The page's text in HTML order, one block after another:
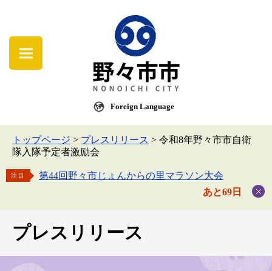
Foreign Language
トップページ > プレスリリース > 令和8年野々市市自衛
隊入隊予定者激励会
注目
第44回野々市じょんからの里マラソン大会
あと69日
プレスリリース